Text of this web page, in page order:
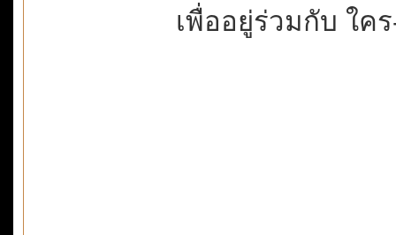
เพื่ออยู่ร่วมกับ ใค